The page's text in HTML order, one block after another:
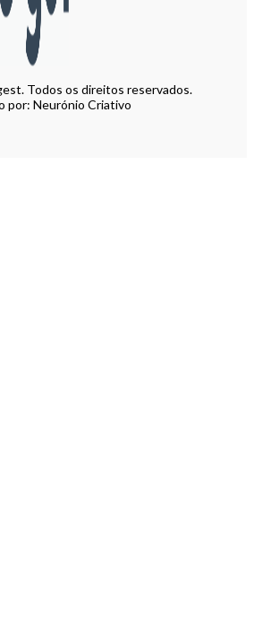
Todos os direitos reservados.
por: Neurónio Criativo